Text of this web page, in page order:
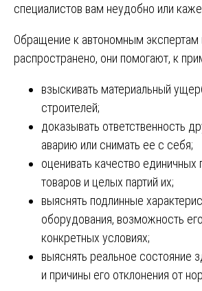
специалистов вам неудобно или
Обращение к автономным экспертам
распространено, они помогают, к
взыскивать материальный
строителей;
доказывать ответственность
аварию или снимать ее с себя;
оценивать качество единичных
товаров и целых партий их;
выяснять подлинные
оборудования, возможность
конкретных условиях;
выяснять реальное состояние
и причины его отклонения от